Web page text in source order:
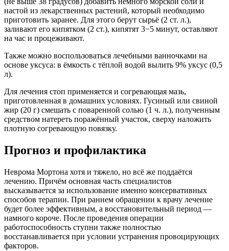
настой из лекарственных растений, который необходимо
приготовить заранее. Для этого берут сырьё (2 ст. л.),
заливают его кипятком (2 ст.), кипятят 3−5 минут, оставляют
на час и процеживают.
Также можно воспользоваться лечебными ванночками на
основе уксуса: в ёмкость с тёплой водой вылить 9% уксус (0,5
л).
Для лечения стоп применяется и согревающая мазь,
приготовленная в домашних условиях. Гусиный или свиной
жир (20 г) смешать с поваренной солью (1 ч. л.), полученным
средством натереть поражённый участок, сверху наложить
плотную согревающую повязку.
Прогноз и профилактика
Неврома Мортона хотя и тяжело, но всё же поддаётся
лечению. Причём основная часть специалистов
высказывается за использование именно консервативных
способов терапии. При раннем обращении к врачу лечение
будет более эффективным, а восстановительный период —
намного короче. После проведения операции
работоспособность ступни также полностью
восстанавливается при условии устранения провоцирующих
факторов.